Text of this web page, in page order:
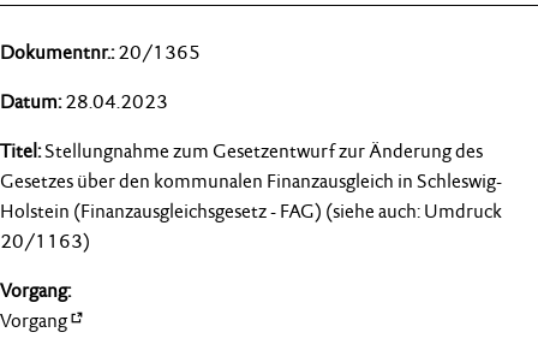
20/1365
28.04.2023
Stellungnahme zum Gesetzentwurf zur Änderung des
Gesetzes über den kommunalen Finanzausgleich in Schleswig-
Holstein (Finanzausgleichsgesetz - FAG) (siehe auch: Umdruck
20/1163)
Vorgang